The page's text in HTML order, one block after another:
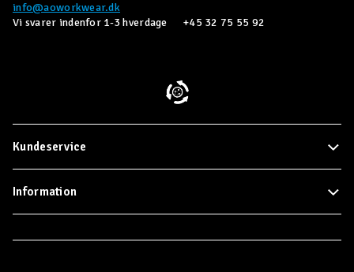
info@aoworkwear.dk
Vi svarer indenfor 1-3 hverdage
+45 32 75 55 92
Kundeservice
Information